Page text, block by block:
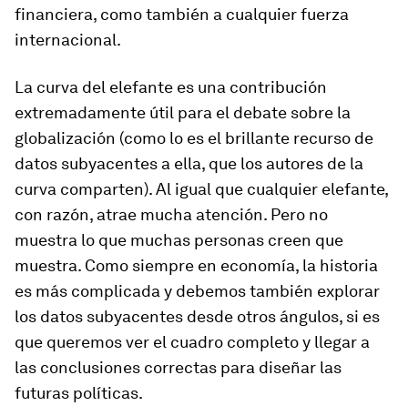
financiera, como también a cualquier fuerza
internacional.
La curva del elefante es una contribución
extremadamente útil para el debate sobre la
globalización (como lo es el brillante recurso de
datos subyacentes a ella, que los autores de la
curva comparten). Al igual que cualquier elefante,
con razón, atrae mucha atención. Pero no
muestra lo que muchas personas creen que
muestra. Como siempre en economía, la historia
es más complicada y debemos también explorar
los datos subyacentes desde otros ángulos, si es
que queremos ver el cuadro completo y llegar a
las conclusiones correctas para diseñar las
futuras políticas.